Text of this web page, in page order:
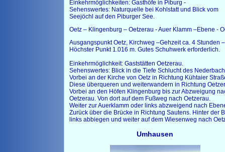
Einkehrmöglichkeiten: Gasthöfe in Piburg -
Sehenswertes: Naturquelle bei Kohlstatt und Blick vom
Seejöchl auf den Piburger See.
Oetz – Klingenburg – Oetzerau - Auer Klamm –Ebene -
Ausgangspunkt Oetz, Kirchweg –Gehzeit ca. 4 Stunden –
Höchster Punkt 1.016 m. Gutes Schuhwerk erforderlich.
Einkehrmöglichkeit: Gaststätten Oetzerau.
Sehenswertes: Blick in die Tiefe Schlucht des
Vorbei an der Kirche von Oetz in Richtung Kühtaier
Diese überqueren und weiterwandern in Richtung
Vorbei an den Höfen Klingenburg bis zur Abzweigung
Oetzerau. Von dort auf dem Fußweg nach Oetzerau.
Weiter zur Auerklamm oder links abzweigend nach
Zurück über die Brücke in Richtung Sautens. Hinter der
links abbiegen und weiter auf dem Wiesenweg nach
Umhausen